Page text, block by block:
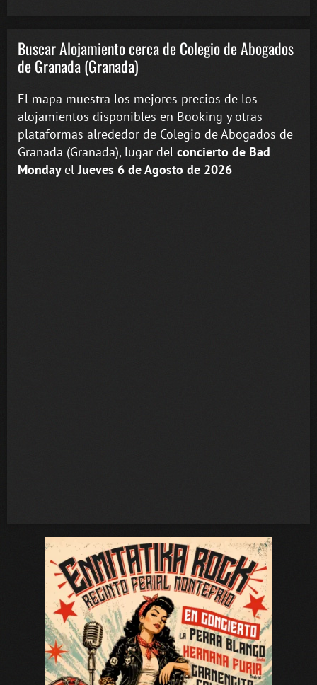
Buscar Alojamiento cerca de Colegio de Abogados
de Granada (Granada)
El mapa muestra los mejores precios de los
alojamientos disponibles en Booking y otras
plataformas alrededor de Colegio de Abogados de
Granada (Granada), lugar del concierto de Bad
MondayelJueves 6 de Agosto de 2026